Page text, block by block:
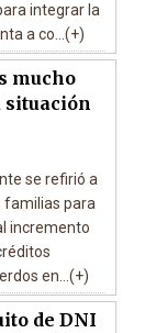
integrar la
a co...(+)
mucho
se refirió a
familias para
incremento
en...(+)
de DNI